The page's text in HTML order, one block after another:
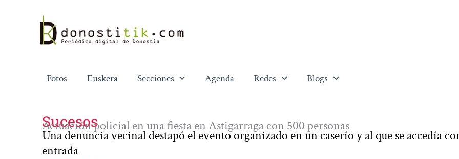
contenido
Fotos Euskera Secciones Agenda Redes Blogs
Sucesos
Actuación policial en una fiesta en Astigarraga con 500 personas
Una denuncia vecinal destapó el evento organizado en un caserío y al que se accedía
entrada